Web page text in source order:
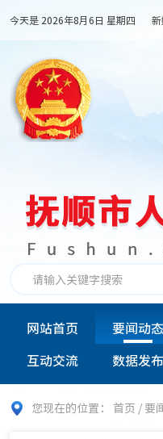
今天是 2026年8月6日 星期四
网站首页 要闻动态
互动交流
数据发布
您现在的位置： 首页 / 要